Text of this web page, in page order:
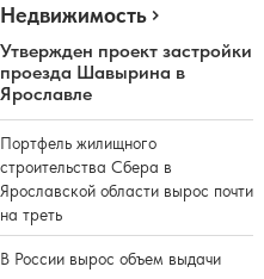
Недвижимость
Утвержден проект застройки
проезда Шавырина в
Ярославле
Портфель жилищного
строительства Сбера в
Ярославской области вырос почти
на треть
В России вырос объем выдачи